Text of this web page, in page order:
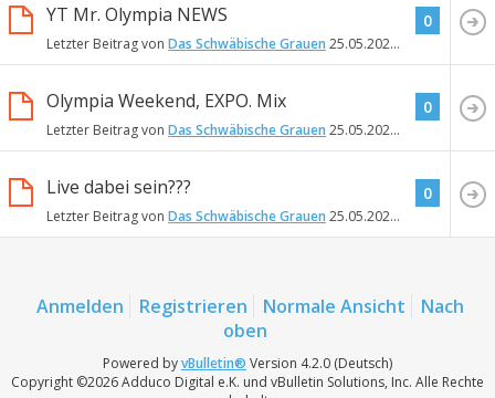
YT Mr. Olympia NEWS
Letzter Beitrag von Das Schwäbische Grauen 25.05.2022
0
Olympia Weekend, EXPO. Mix
Letzter Beitrag von Das Schwäbische Grauen 25.05.2022
0
Live dabei sein???
Letzter Beitrag von Das Schwäbische Grauen 25.05.2022
0
Anmelden Registrieren Normale Ansicht
Nach
oben
Powered byvBulletin® Version 4.2.0 (Deutsch)
Copyright ©2026 Adduco Digital e.K. und vBulletin Solutions, Inc. Alle Rechte